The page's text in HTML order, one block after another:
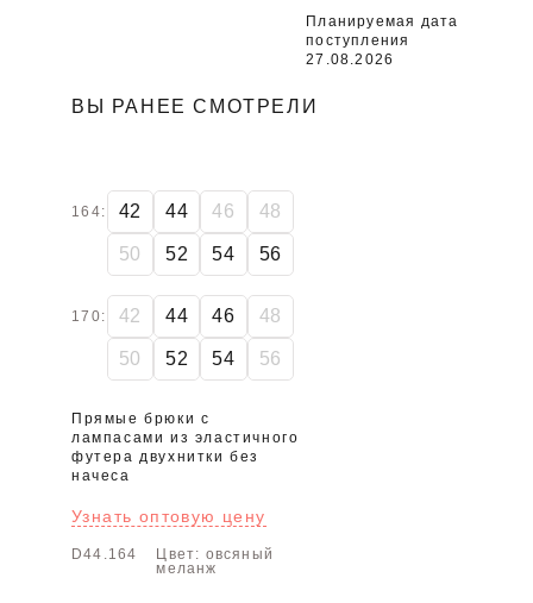
Планируемая дата
поступления
27.08.2026
ВЫ РАНЕЕ СМОТРЕЛИ
164: 42 44 46 48
50 52 54 56
170: 42 44 46 48
50 52 54 56
Прямые брюки с
лампасами из эластичного
футера двухнитки без
начеса
Узнать оптовую цену
D44.164
Цвет: овсяный
меланж